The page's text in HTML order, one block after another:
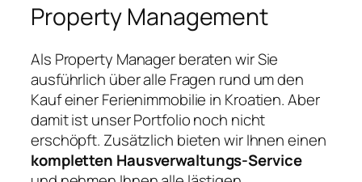
Property Management
Als Property Manager beraten wir Sie
ausführlich über alle Fragen rund um den
Kauf einer Ferienimmobilie in Kroatien. Aber
damit ist unser Portfolio noch nicht
erschöpft. Zusätzlich bieten wir Ihnen einen
kompletten Hausverwaltungs-Service